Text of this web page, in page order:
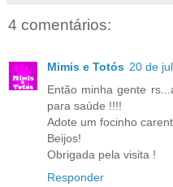
4 comentários:
Mimis e Totós 20 de
Então minha gente
para saúde !!!!
Adote um focinho
Beijos!
Obrigada pela visita !
Responder